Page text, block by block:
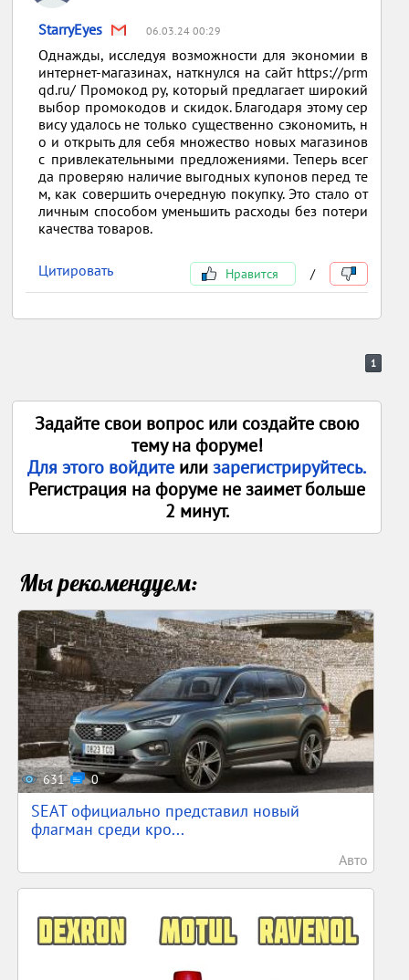
StarryEyes 06.03.24 00:29
Однажды, исследуя возможности для экономии в
интернет-магазинах, наткнулся на сайт https://prm
qd.ru/ Промокод ру, который предлагает широкий
выбор промокодов и скидок. Благодаря этому сер
вису удалось не только существенно сэкономить, н
о и открыть для себя множество новых магазинов
с привлекательными предложениями. Теперь всег
да проверяю наличие выгодных купонов перед те
м, как совершить очередную покупку. Это стало от
личным способом уменьшить расходы без потери
качества товаров.
Цитировать Нравится /
1
Задайте свои вопрос или создайте свою
тему на форуме!
Для этого войдите илизарегистрируйтесь.
Регистрация на форуме не заимет больше
2 минут.
Мы рекомендуем:
631 0
SEAT официально представил новый
флагман среди кро...
Авто